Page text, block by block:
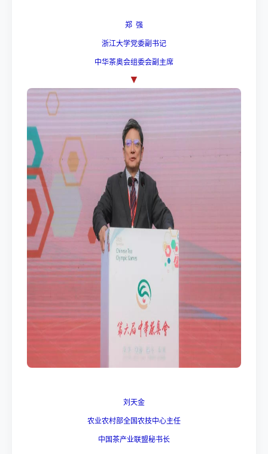
郑 强
浙江大学党委副书记
中华茶奥会组委会副主席
▼
刘天金
农业农村部全国农技中心主任
中国茶产业联盟秘书长